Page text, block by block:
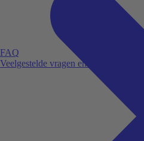
FAQ
Veelgestelde vragen en antwoorden.